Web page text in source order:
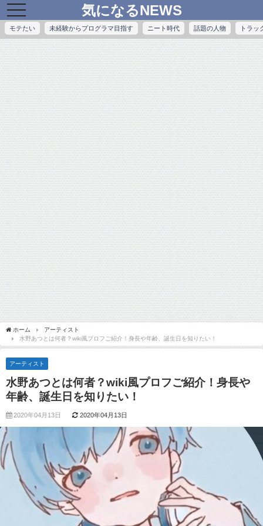
toggle
navigation
気になるNEWS
モテたい 未経験からプログラマ目指す ニート時代 話題の人物 トラッ
ホーム
アーティスト
水野あつとは何者？wiki風プロフご紹介！身長や年齢、誕生日を知りたい！
アーティスト
水野あつとは何者？wiki風プロフご紹介！身長や
年齢、誕生日を知りたい！
2020年04月13日 2020年04月13日